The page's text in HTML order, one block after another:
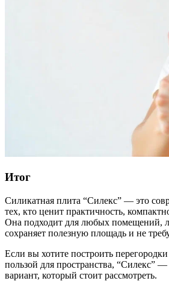
Итог
Силикатная плита “Силекс” — это
тех, кто ценит практичность,
Она подходит для любых помещений,
сохраняет полезную площадь и не
Если вы хотите построить
пользой для пространства, “Силекс”
вариант, который стоит рассмотреть.